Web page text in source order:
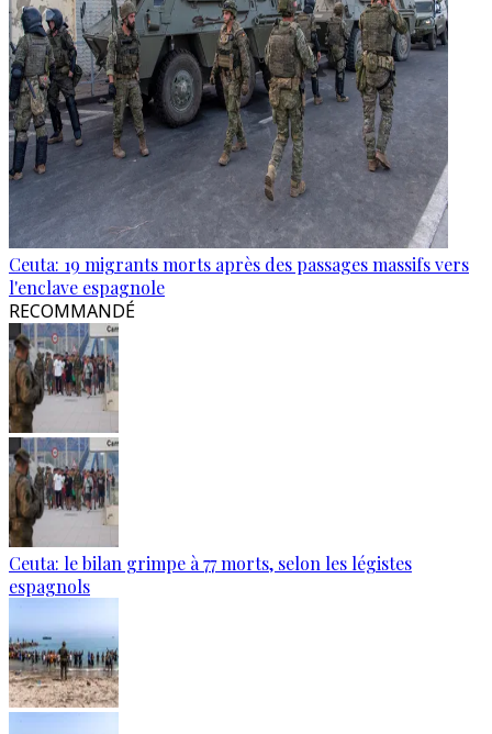
Ceuta: 19 migrants morts après des passages massifs vers
l'enclave espagnole
RECOMMANDÉ
Ceuta: le bilan grimpe à 77 morts, selon les légistes
espagnols